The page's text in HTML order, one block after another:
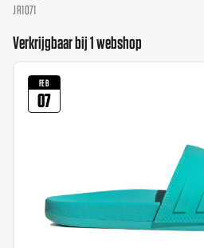
JR1071
Verkrijgbaar bij 1 webshop
FEB
07